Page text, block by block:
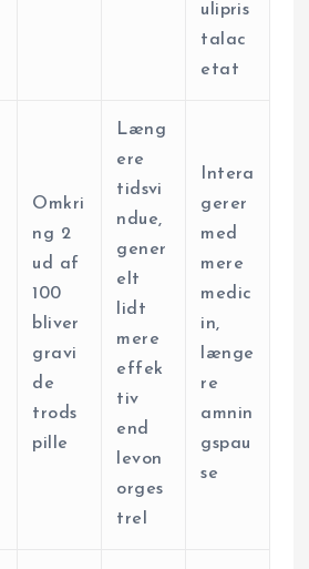
ulipris
talac
etat
Omkri
ng 2
ud af
100
bliver
gravi
de
trods
pille
Læng
ere
tidsvi
ndue,
gener
elt
lidt
mere
effek
tiv
end
levon
orges
trel
Intera
gerer
med
mere
medic
in,
længe
re
amnin
gspau
se